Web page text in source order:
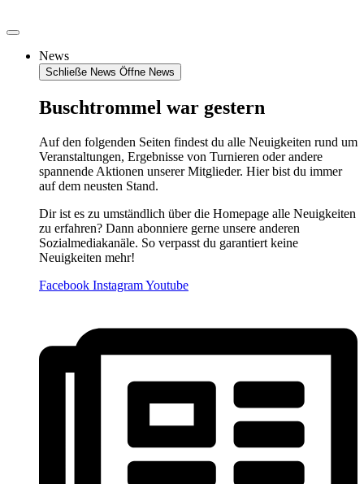
Inhalt
News
Schließe News Öffne News
Buschtrommel war gestern
Auf den folgenden Seiten findest du alle Neuigkeiten rund um
Veranstaltungen, Ergebnisse von Turnieren oder andere
spannende Aktionen unserer Mitglieder. Hier bist du immer
auf dem neusten Stand.
Dir ist es zu umständlich über die Homepage alle Neuigkeiten
zu erfahren? Dann abonniere gerne unsere anderen
Sozialmediakanäle. So verpasst du garantiert keine
Neuigkeiten mehr!
Facebook InstagramYoutube